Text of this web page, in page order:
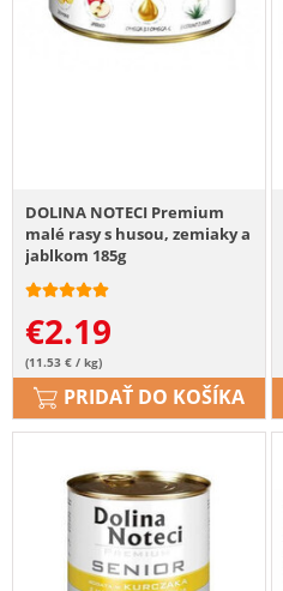
DOLINA NOTECI Premium
malé rasy s husou, zemiaky a
jablkom 185g
€2.19
(11.53 € / kg)
PRIDAŤ DO KOŠÍKA